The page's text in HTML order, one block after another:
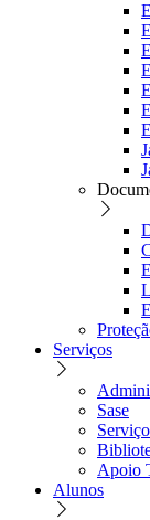
Serviços
Sase
Apoio
Alunos